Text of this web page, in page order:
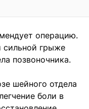
операцию.
сильной грыже
позвоночника.
шейного отдела
боли в